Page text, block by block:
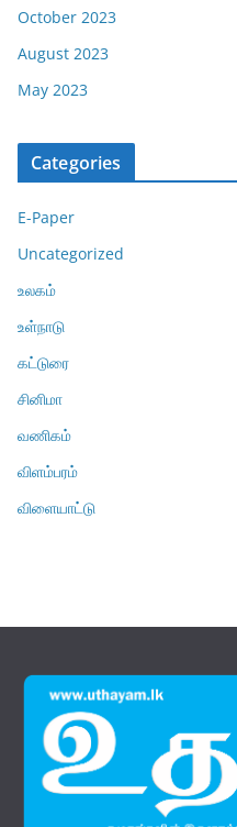
October 2023
August 2023
May 2023
Categories
E-Paper
Uncategorized
உலகம்
உள்நாடு
கட்டுரை
சினிமா
வணிகம்
விளம்பரம்
விளையாட்டு